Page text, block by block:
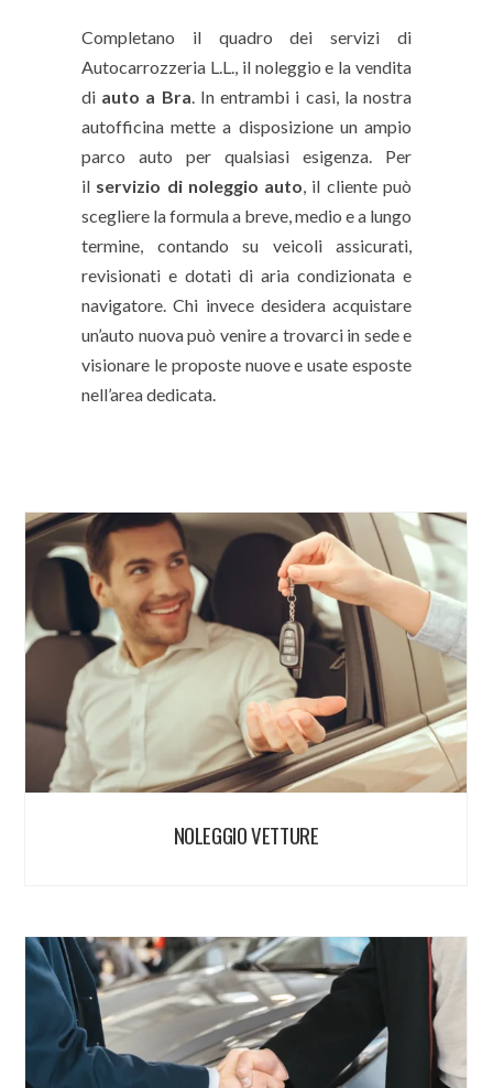
Completano il quadro dei servizi di
Autocarrozzeria L.L., il noleggio e la vendita
di auto a Bra. In entrambi i casi, la nostra
autofficina mette a disposizione un ampio
parco auto per qualsiasi esigenza. Per
il servizio di noleggio auto, il cliente può
scegliere la formula a breve, medio e a lungo
termine, contando su veicoli assicurati,
revisionati e dotati di aria condizionata e
navigatore. Chi invece desidera acquistare
un’auto nuova può venire a trovarci in sede e
visionare le proposte nuove e usate esposte
nell’area dedicata.
NOLEGGIO VETTURE